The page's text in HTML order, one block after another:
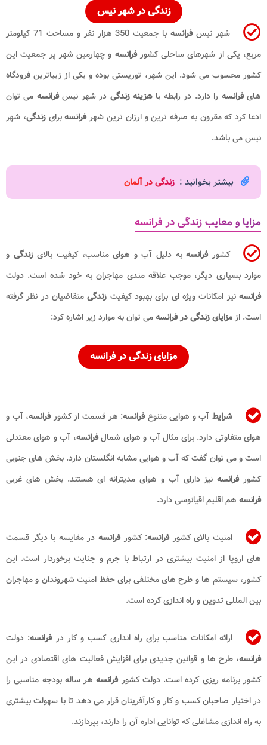
زندگیدر شهر نیس
شهر نیسفرانسه
با جمعیت 350 هزار نفر و مساحت 71 کیلومتر
مربع، یکی از شهرهای ساحلی کشورفرانسه و چهارمین شهر پر جمعیت این
کشور محسوب می شود. این شهر، توریستی بوده و یکی از زیباترین فرودگاه
هایفرانسه را دارد. در رابطه با هزینه زندگی در شهر نیسفرانسه می توان
ادعا کرد که مقرون به صرفه ترین و ارزان ترین شهرفرانسهبرایزندگی، شهر
نیس می باشد.
بیشتر بخوانید : زندگی در آلمان
مزایا و معایب زندگی در فرانسه
کشورفرانسهبه دلیل آب و هوای مناسب، کیفیت بالایزندگی و
موارد بسیاری دیگر، موجب علاقه مندی مهاجران به خود شده است. دولت
فرانسهنیز امکانات ویژه ای برای بهبود کیفیت زندگی متقاضیان در نظر گرفته
است. ازمزایای زندگی در فرانسهمی توان به موارد زیر اشاره کرد:
مزایای زندگی در فرانسه
شرایط آب و هوایی متنوعفرانسه: هر قسمت از کشورفرانسه، آب و
هوای متفاوتی دارد. برای مثال آب و هوای شمالفرانسه، آب و هوای معتدلی
است و می توان گفت که آب و هوایی مشابه انگلستان دارد. بخش های جنوبی
کشورفرانسهنیز دارای آب و هوای مدیترانه ای هستند. بخش های غربی
فرانسه هم اقلیم اقیانوسی دارد.
امنیت بالای کشورفرانسه: کشورفرانسه در مقایسه با دیگر قسمت
های اروپا از امنیت بیشتری در ارتباط با جرم و جنایت برخوردار است. این
کشور، سیستم ها و طرح های مختلفی برای حفظ امنیت شهروندان و مهاجران
بین المللی تدوین و راه اندازی کرده است.
ارائه امکانات مناسب برای راه انداری کسب و کار درفرانسه: دولت
فرانسه، طرح ها و قوانین جدیدی برای افزایش فعالیت های اقتصادی در این
کشور برنامه ریزی کرده است. دولت کشورفرانسه هر ساله بودجه مناسبی را
در اختیار صاحبان کسب و کار و کارآفرینان قرار می دهد تا با سهولت بیشتری
به راه اندازی مشاغلی که توانایی اداره آن را دارند، بپردازند.